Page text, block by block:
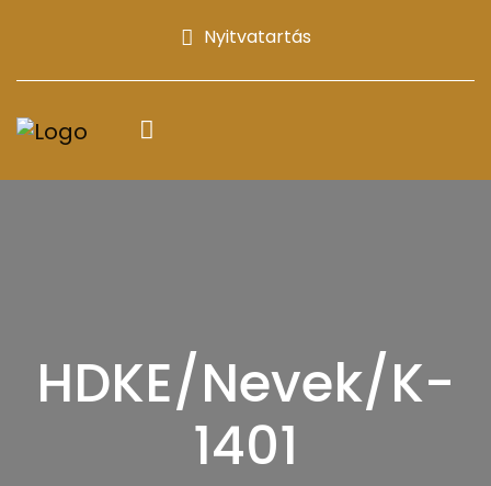
Nyitvatartás
HDKE/Nevek/K-
1401